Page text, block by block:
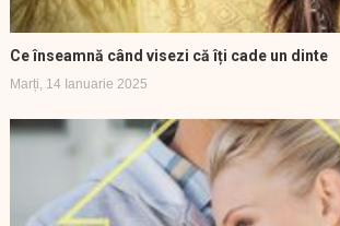
Ce înseamnă când visezi că îți cade un dinte
Marți, 14 Ianuarie 2025